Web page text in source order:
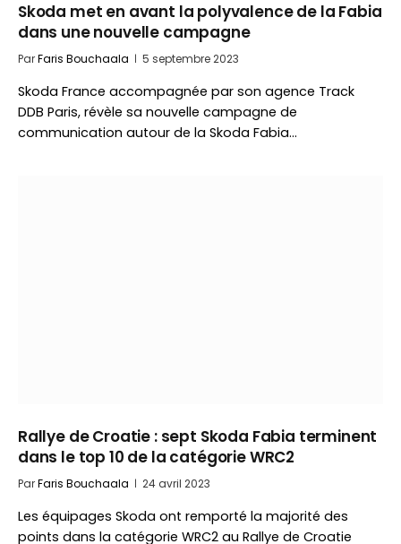
Skoda met en avant la polyvalence de la Fabia
dans une nouvelle campagne
ParFaris Bouchaala 5 septembre 2023
Skoda France accompagnée par son agence Track
DDB Paris, révèle sa nouvelle campagne de
communication autour de la Skoda Fabia…
Rallye de Croatie : sept Skoda Fabia terminent
dans le top 10 de la catégorie WRC2
ParFaris Bouchaala 24 avril 2023
Les équipages Skoda ont remporté la majorité des
points dans la catégorie WRC2 au Rallye de Croatie